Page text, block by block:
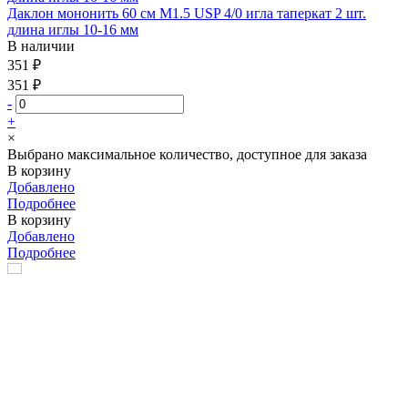
Даклон мононить 60 см М1.5 USP 4/0 игла таперкат 2 шт.
длина иглы 10-16 мм
В наличии
351 ₽
351 ₽
-
+
×
Выбрано максимальное количество, доступное для заказа
В корзину
Добавлено
Подробнее
В корзину
Добавлено
Подробнее